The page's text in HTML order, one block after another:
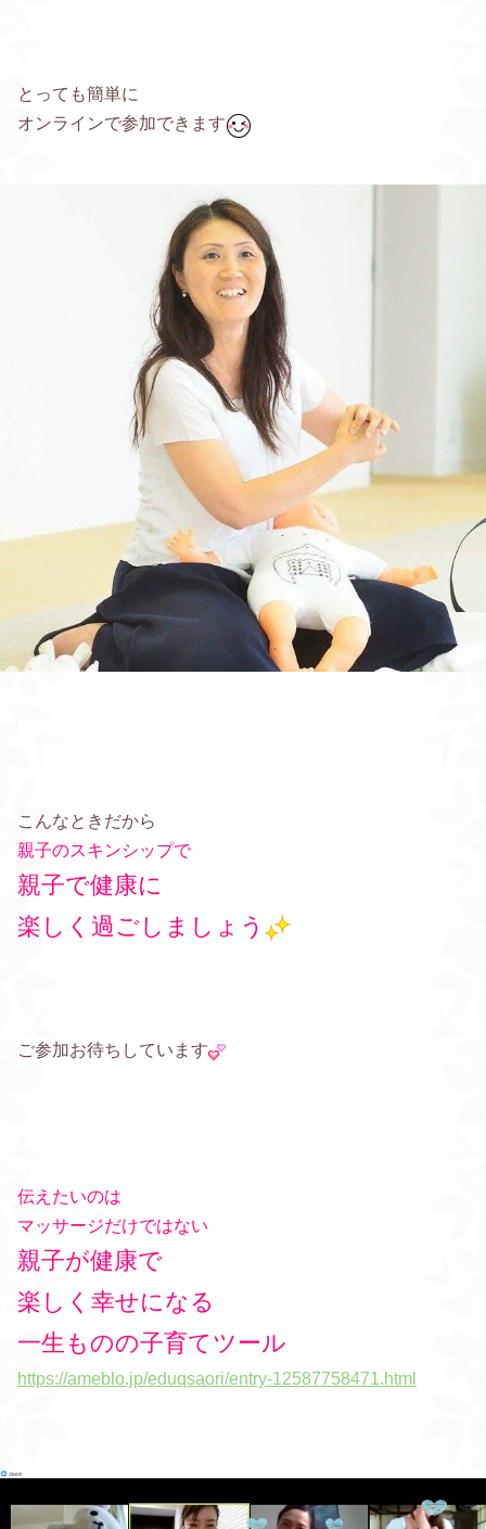
とっても簡単に
オンラインで参加できます
こんなときだから
親子のスキンシップで
親子で健康に
楽しく過ごしましょう
ご参加お待ちしています
伝えたいのは
マッサージだけではない
親子が健康で
楽しく幸せになる
一生ものの子育てツール
https://ameblo.jp/eduqsaori/entry-12587758471.html